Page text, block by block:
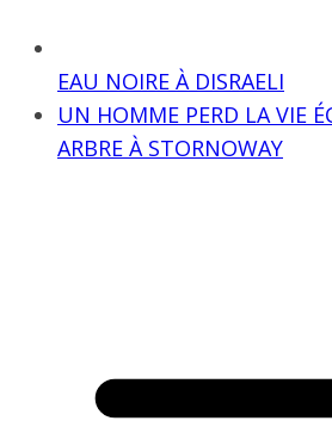
EAU NOIRE À DISRAELI
UN HOMME PERD LA VIE
ARBRE À STORNOWAY